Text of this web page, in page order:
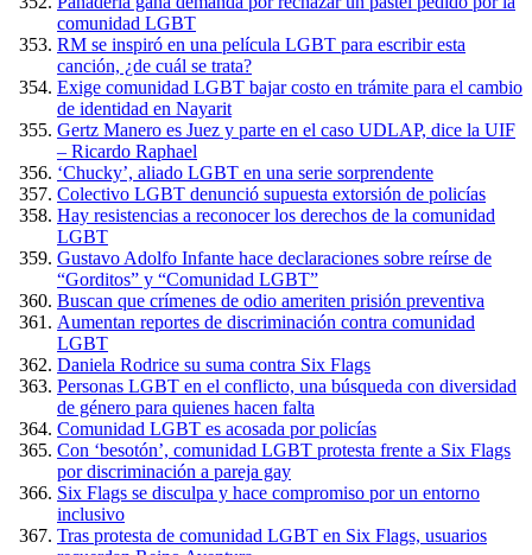
comunidad LGBT
RM se inspiró en una película LGBT para escribir esta
canción, ¿de cuál se trata?
Exige comunidad LGBT bajar costo en trámite para el cambio
de identidad en Nayarit
Gertz Manero es Juez y parte en el caso UDLAP, dice la UIF
– Ricardo Raphael
‘Chucky’, aliado LGBT en una serie sorprendente
Colectivo LGBT denunció supuesta extorsión de policías
Hay resistencias a reconocer los derechos de la comunidad
LGBT
Gustavo Adolfo Infante hace declaraciones sobre reírse de
“Gorditos” y “Comunidad LGBT”
Buscan que crímenes de odio ameriten prisión preventiva
Aumentan reportes de discriminación contra comunidad
LGBT
Daniela Rodrice su suma contra Six Flags
Personas LGBT en el conflicto, una búsqueda con diversidad
de género para quienes hacen falta
Comunidad LGBT es acosada por policías
Con ‘besotón’, comunidad LGBT protesta frente a Six Flags
por discriminación a pareja gay
Six Flags se disculpa y hace compromiso por un entorno
inclusivo
Tras protesta de comunidad LGBT en Six Flags, usuarios